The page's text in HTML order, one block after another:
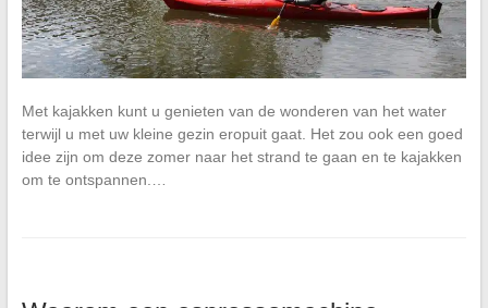
Met kajakken kunt u genieten van de wonderen van het water
terwijl u met uw kleine gezin eropuit gaat. Het zou ook een goed
idee zijn om deze zomer naar het strand te gaan en te kajakken
om te ontspannen.…